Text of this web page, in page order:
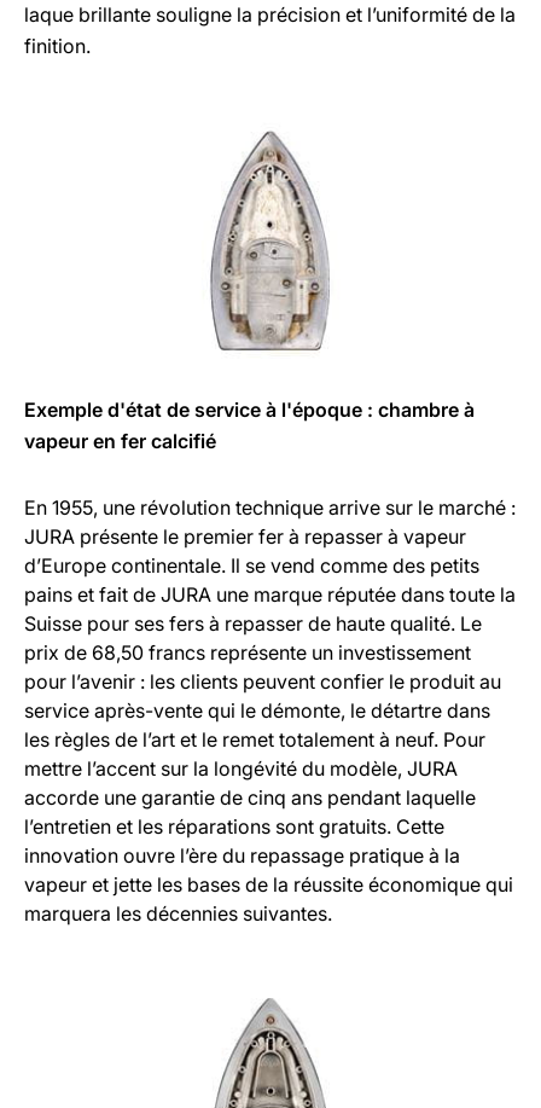
laque brillante souligne la précision et l’uniformité de la
finition.
Exemple d'état de service à l'époque : chambre à
vapeur en fer calcifié
En 1955, une révolution technique arrive sur le marché :
JURA présente le premier fer à repasser à vapeur
d’Europe continentale. Il se vend comme des petits
pains et fait de JURA une marque réputée dans toute la
Suisse pour ses fers à repasser de haute qualité. Le
prix de 68,50 francs représente un investissement
pour l’avenir : les clients peuvent confier le produit au
service après-vente qui le démonte, le détartre dans
les règles de l’art et le remet totalement à neuf. Pour
mettre l’accent sur la longévité du modèle, JURA
accorde une garantie de cinq ans pendant laquelle
l’entretien et les réparations sont gratuits. Cette
innovation ouvre l’ère du repassage pratique à la
vapeur et jette les bases de la réussite économique qui
marquera les décennies suivantes.